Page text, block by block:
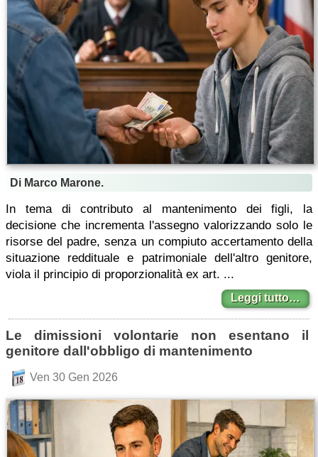
Di Marco Marone.
In tema di contributo al mantenimento dei figli, la
decisione che incrementa l'assegno valorizzando solo le
risorse del padre, senza un compiuto accertamento della
situazione reddituale e patrimoniale dell'altro genitore,
viola il principio di proporzionalità ex art. ...
Leggi tutto…
Le dimissioni volontarie non esentano il
genitore dall'obbligo di mantenimento
Ven 30 Gen 2026